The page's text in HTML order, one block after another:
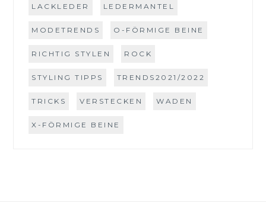
LACKLEDER LEDERMANTEL
MODETRENDS O-FÖRMIGE BEINE
RICHTIG STYLEN ROCK
STYLING TIPPS TRENDS2021/2022
TRICKS VERSTECKEN WADEN
X-FÖRMIGE BEINE